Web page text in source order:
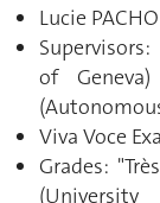
Lucie
Supervisors:
of
Viva Voce
Grades: